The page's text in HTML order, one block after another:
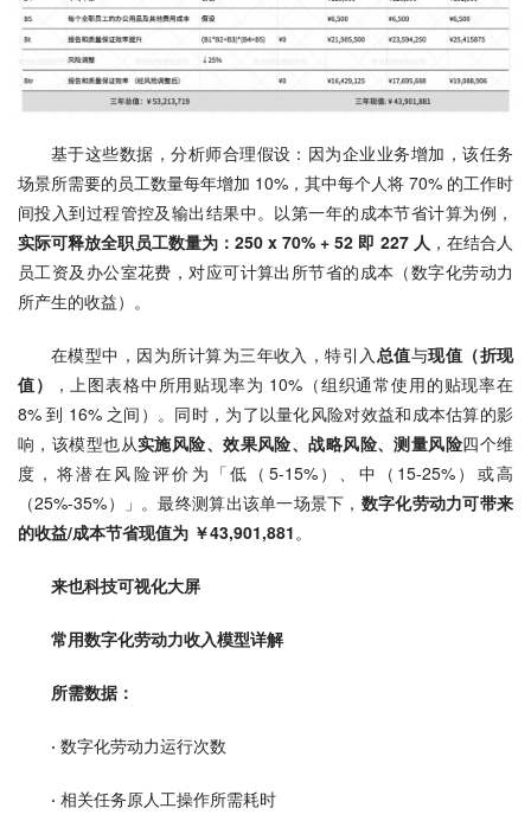
基于这些数据，分析师合理假设：因为企业业务增加，该任务
场景所需要的员工数量每年增加 10%，其中每个人将 70% 的工作时
间投入到过程管控及输出结果中。以第一年的成本节省计算为例，
实际可释放全职员工数量为：250 x 70% + 52 即 227 人 ，在结合人
员工资及办公室花费，对应可计算出所节省的成本（数字化劳动力
所产生的收益）。
在模型中，因为所计算为三年收入，特引入 总值与现值（折现
值）
，上图表格中所用贴现率为 10%（组织通常使用的贴现率在
8% 到 16% 之间）。同时，为了以量化风险对效益和成本估算的影
响，该模型也从实施风险、效果风险、战略风险、测量风险四个维
度，将潜在风险评价为「低（5-15%）、中（15-25%）或高
（25%-35%）」。最终测算出该单一场景下， 数字化劳动力可带来
的收益/成本节省现值为 ￥43,901,881 。
来也科技可视化大屏
常用数字化劳动力收入模型详解
所需数据：
· 数字化劳动力运行次数
· 相关任务原人工操作所需耗时